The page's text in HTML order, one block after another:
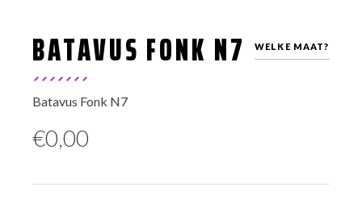
WELKE MAAT?
BATAVUS FONK N7
Batavus Fonk N7
€0,00